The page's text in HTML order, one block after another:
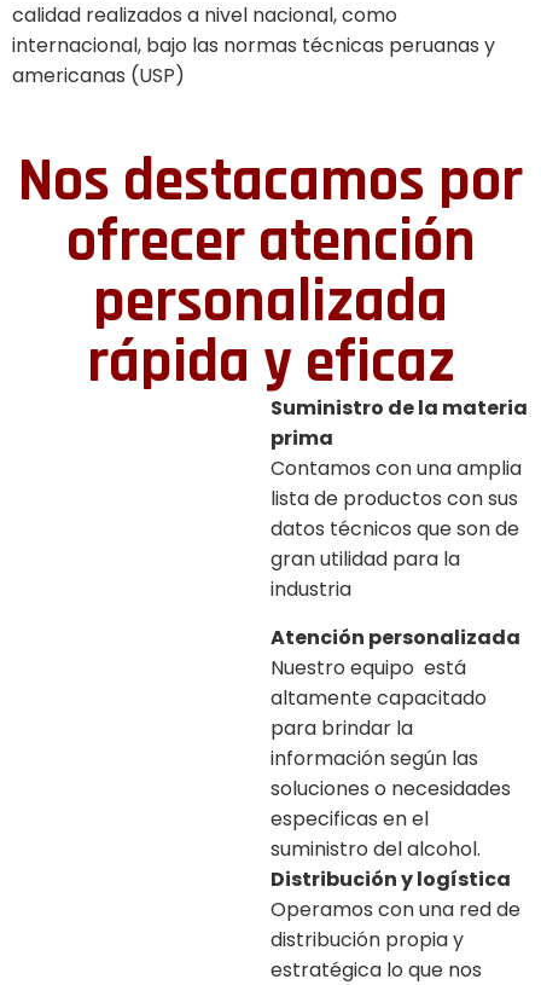
calidad realizados a nivel nacional, como
internacional, bajo las normas técnicas peruanas y
americanas (USP)
Nos destacamos por
ofrecer atención
personalizada
rápida y eficaz
Suministro de la materia
prima
Contamos con una amplia
lista de productos con sus
datos técnicos que son de
gran utilidad para la
industria
Atención personalizada
Nuestro equipo está
altamente capacitado
para brindar la
información según las
soluciones o necesidades
especificas en el
suministro del alcohol.
Distribución y logística
Operamos con una red de
distribución propia y
estratégica lo que nos